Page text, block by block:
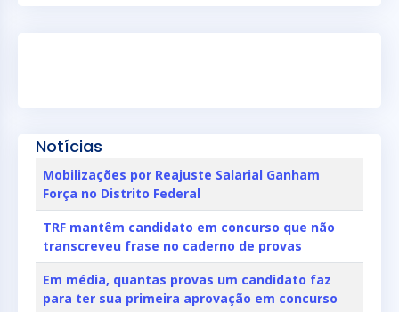
Notícias
Mobilizações por Reajuste Salarial Ganham
Força no Distrito Federal
TRF mantêm candidato em concurso que não
transcreveu frase no caderno de provas
Em média, quantas provas um candidato faz
para ter sua primeira aprovação em concurso